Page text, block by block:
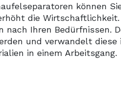
können
die
Ihren Bedürfnissen.
und verwandelt
in einem Arbeitsgang.